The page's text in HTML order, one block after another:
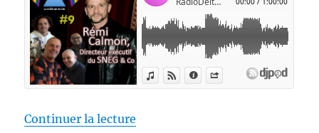
Continuer la lecture